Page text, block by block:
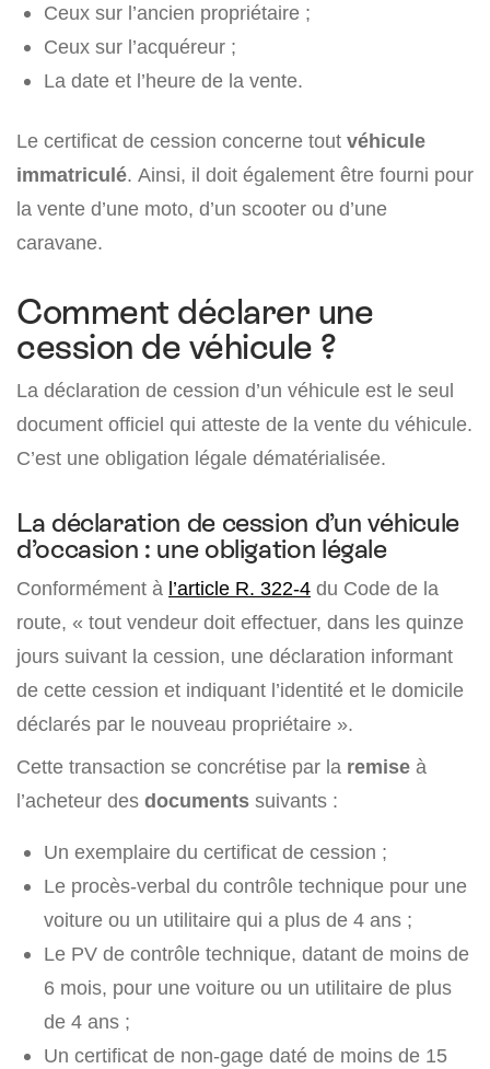
Ceux sur l’ancien propriétaire ;
Ceux sur l’acquéreur ;
La date et l’heure de la vente.
Le certificat de cession concerne tout véhicule
immatriculé. Ainsi, il doit également être fourni pour
la vente d’une moto, d’un scooter ou d’une
caravane.
Comment déclarer une
cession de véhicule ?
La déclaration de cession d’un véhicule est le seul
document officiel qui atteste de la vente du véhicule.
C’est une obligation légale dématérialisée.
La déclaration de cession d’un véhicule
d’occasion : une obligation légale
Conformément à l’article R. 322-4 du Code de la
route, « tout vendeur doit effectuer, dans les quinze
jours suivant la cession, une déclaration informant
de cette cession et indiquant l’identité et le domicile
déclarés par le nouveau propriétaire ».
Cette transaction se concrétise par la remise à
l’acheteur des documents suivants :
Un exemplaire du certificat de cession ;
Le procès-verbal du contrôle technique pour une
voiture ou un utilitaire qui a plus de 4 ans ;
Le PV de contrôle technique, datant de moins de
6 mois, pour une voiture ou un utilitaire de plus
de 4 ans ;
Un certificat de non-gage daté de moins de 15